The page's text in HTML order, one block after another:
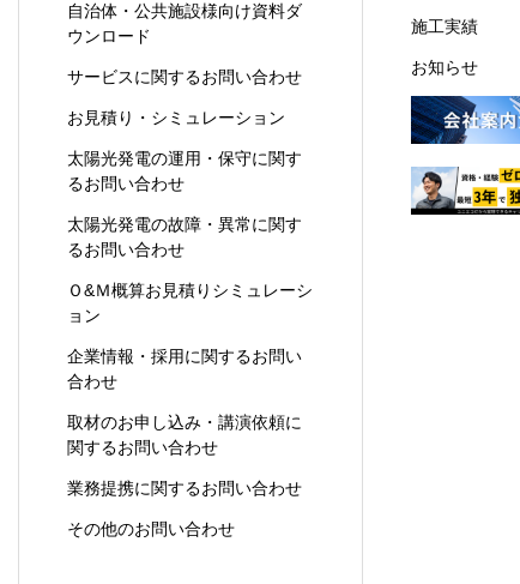
自治体・公共施設様向け資料ダ
ウンロード
サービスに関するお問い合わせ
お見積り・シミュレーション
太陽光発電の運用・保守に関す
るお問い合わせ
太陽光発電の故障・異常に関す
るお問い合わせ
Ｏ&Ｍ概算お見積りシミュレーシ
ョン
企業情報・採用に関するお問い
合わせ
取材のお申し込み・講演依頼に
関するお問い合わせ
業務提携に関するお問い合わせ
その他のお問い合わせ
施工実績
お知らせ